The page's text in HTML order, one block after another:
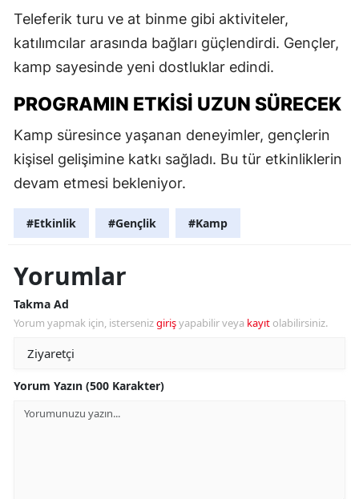
Teleferik turu ve at binme gibi aktiviteler,
katılımcılar arasında bağları güçlendirdi. Gençler,
kamp sayesinde yeni dostluklar edindi.
PROGRAMIN ETKISI UZUN SÜRECEK
Kamp süresince yaşanan deneyimler, gençlerin
kişisel gelişimine katkı sağladı. Bu tür etkinliklerin
devam etmesi bekleniyor.
#Etkinlik #Gençlik #Kamp
Yorumlar
Takma Ad
Yorum yapmak için, istersenizgirişyapabilir veya kayıt olabilirsiniz.
Yorum Yazın (500 Karakter)